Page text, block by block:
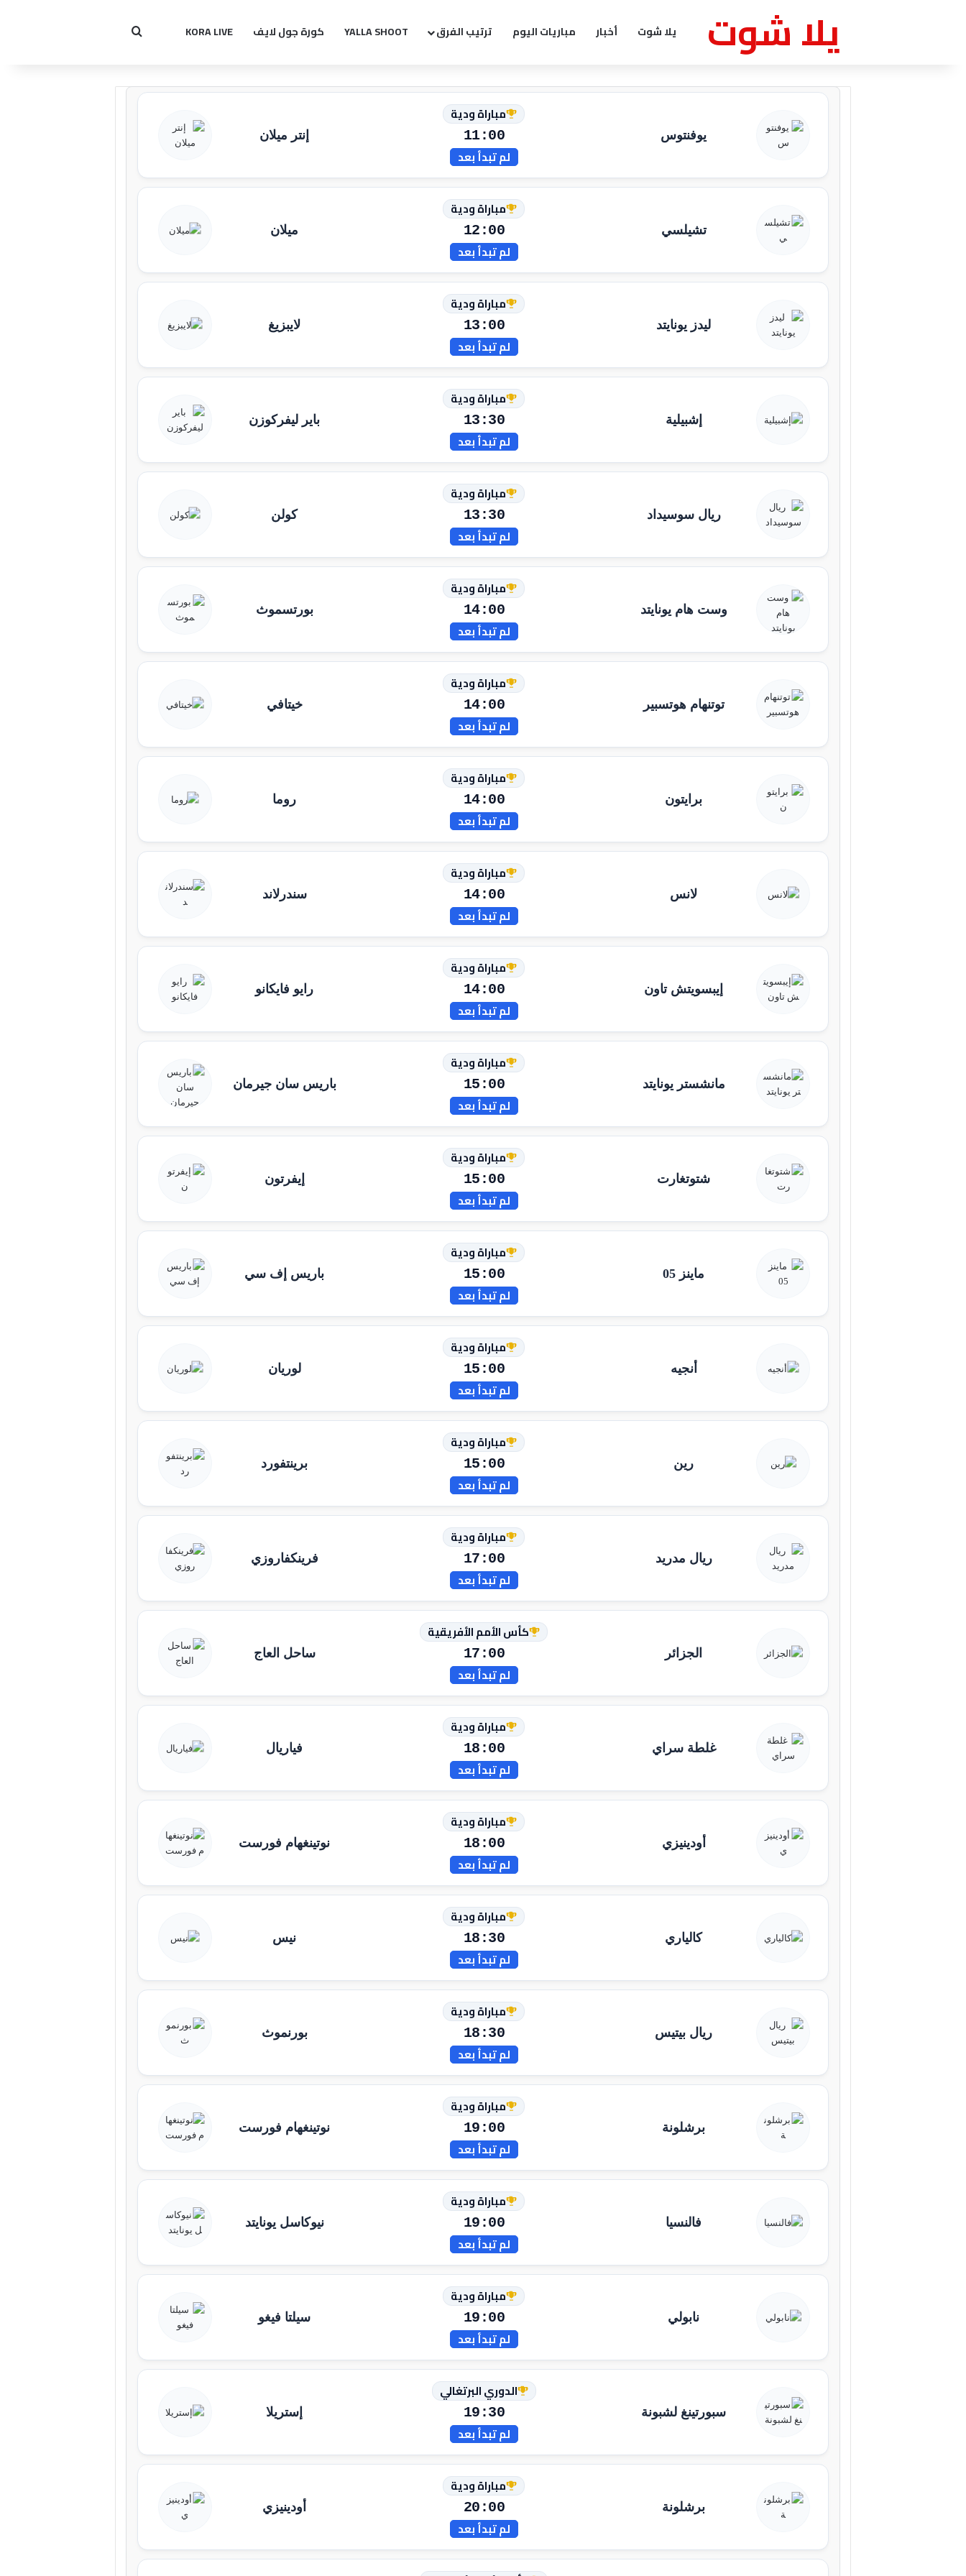
يلا شوت يلا شوت أخبار مباريات اليوم ترتيب الفرق YALLA SHOOT كورة جول لايف KORA LIVE بحث عن
يوفنتوس
مباراة ودية
11:00
لم تبدأ بعد
إنتر ميلان
تشيلسي
مباراة ودية
12:00
لم تبدأ بعد
ميلان
ليدز يونايتد
مباراة ودية
13:00
لم تبدأ بعد
لايبزيغ
إشبيلية
مباراة ودية
13:30
لم تبدأ بعد
باير ليفركوزن
ريال سوسيداد
مباراة ودية
13:30
لم تبدأ بعد
كولن
وست هام يونايتد
مباراة ودية
14:00
لم تبدأ بعد
بورتسموث
توتنهام هوتسبير
مباراة ودية
14:00
لم تبدأ بعد
خيتافي
برايتون
مباراة ودية
14:00
لم تبدأ بعد
روما
لانس
مباراة ودية
14:00
لم تبدأ بعد
سندرلاند
إيبسويتش تاون
مباراة ودية
14:00
لم تبدأ بعد
رايو فايكانو
مانشستر يونايتد
مباراة ودية
15:00
لم تبدأ بعد
باريس سان جيرمان
شتوتغارت
مباراة ودية
15:00
لم تبدأ بعد
إيفرتون
ماينز 05
مباراة ودية
15:00
لم تبدأ بعد
باريس إف سي
أنجيه
مباراة ودية
15:00
لم تبدأ بعد
لوريان
رين
مباراة ودية
15:00
لم تبدأ بعد
برينتفورد
ريال مدريد
مباراة ودية
17:00
لم تبدأ بعد
فرينكفاروزي
الجزائر
كأس الأمم الأفريقية
17:00
لم تبدأ بعد
ساحل العاج
غلطة سراي
مباراة ودية
18:00
لم تبدأ بعد
فياريال
أودينيزي
مباراة ودية
18:00
لم تبدأ بعد
نوتينغهام فورست
كالياري
مباراة ودية
18:30
لم تبدأ بعد
نيس
ريال بيتيس
مباراة ودية
18:30
لم تبدأ بعد
بورنموث
برشلونة
مباراة ودية
19:00
لم تبدأ بعد
نوتينغهام فورست
فالنسيا
مباراة ودية
19:00
لم تبدأ بعد
نيوكاسل يونايتد
نابولي
مباراة ودية
19:00
لم تبدأ بعد
سيلتا فيغو
سبورتينغ لشبونة
الدوري البرتغالي
19:30
لم تبدأ بعد
إستريلا
برشلونة
مباراة ودية
20:00
لم تبدأ بعد
أودينيزي